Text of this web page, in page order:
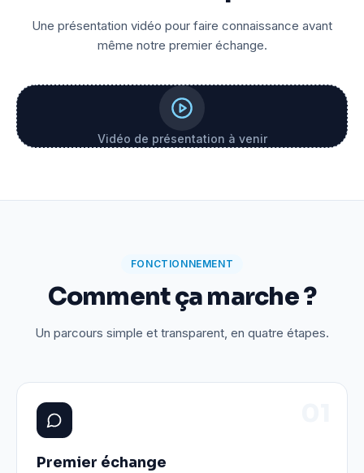
Une présentation vidéo pour faire connaissance avant
même notre premier échange.
Vidéo de présentation à venir
FONCTIONNEMENT
Comment ça marche ?
Un parcours simple et transparent, en quatre étapes.
Premier échange